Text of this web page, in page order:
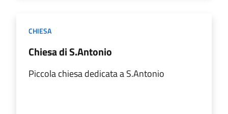
CHIESA
Chiesa di S.Antonio
Piccola chiesa dedicata a S.Antonio